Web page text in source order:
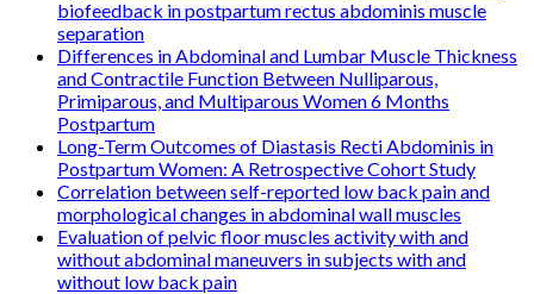
biofeedback in postpartum rectus abdominis muscle
separation
Differences in Abdominal and Lumbar Muscle Thickness
and Contractile Function Between Nulliparous,
Primiparous, and Multiparous Women 6 Months
Postpartum
Long-Term Outcomes of Diastasis Recti Abdominis in
Postpartum Women: A Retrospective Cohort Study
Correlation between self-reported low back pain and
morphological changes in abdominal wall muscles
Evaluation of pelvic floor muscles activity with and
without abdominal maneuvers in subjects with and
without low back pain